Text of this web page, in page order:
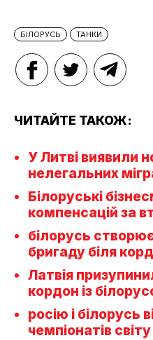
БІЛОРУСЬ ТАНКИ
ЧИТАЙТЕ ТАКОЖ:
У Литві виявили
нелегальних
Білоруські
компенсацій за
білорусь
бригаду біля
Латвія
кордон із
росію і білорусь
чемпіонатів